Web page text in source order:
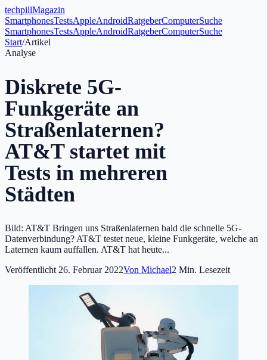
techpillMagazin
SmartphonesTestsAppleAndroidRatgeberComputerSuche
SmartphonesTestsAppleAndroidRatgeberComputerSuche
Start/Artikel
Analyse
Diskrete 5G-
Funkgeräte an
Straßenlaternen?
AT&T startet mit
Tests in mehreren
Städten
Bild: AT&T Bringen uns Straßenlaternen bald die schnelle 5G-
Datenverbindung? AT&T testet neue, kleine Funkgeräte, welche an
Laternen kaum auffallen. AT&T hat heute...
Veröffentlicht 26. Februar 2022Von Michael2 Min. Lesezeit